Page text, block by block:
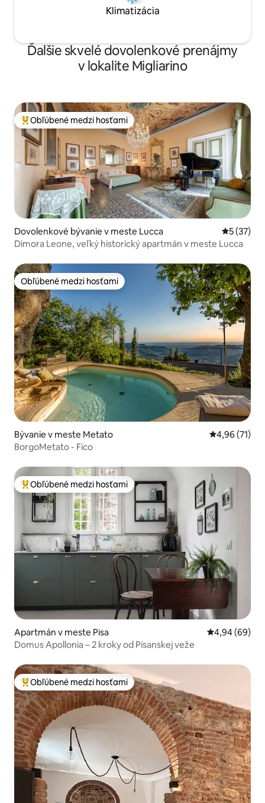
Klimatizácia
Ďalšie skvelé dovolenkové prenájmy
v lokalite Migliarino
Najobľúbenejšie medzi hosťami
Obľúbené medzi hosťami
Dovolenkové bývanie v meste Lucca
5 (37)
Dimora Leone, veľký historický apartmán v meste Lucca
Obľúbené medzi hosťami
Obľúbené medzi hosťami
Bývanie v meste Metato Priemerné
4,96 (71)
BorgoMetato - Fico
Najobľúbenejšie medzi hosťami
Obľúbené medzi hosťami
Apartmán v meste Pisa Priemerné
4,94 (69)
Domus Apollonia – 2 kroky od Písanskej veže
Najobľúbenejšie medzi hosťami
Obľúbené medzi hosťami